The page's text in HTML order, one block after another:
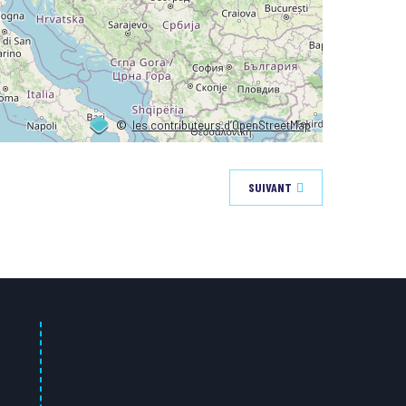
©les contributeurs d’OpenStreetMap
SUIVANT